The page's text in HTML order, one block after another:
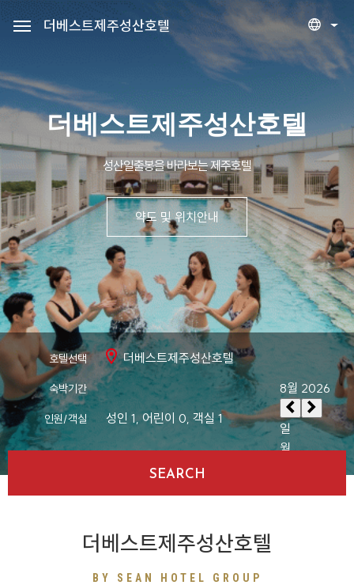
더베스트제주성산호텔
회원가입
더베스트제주성산호텔
객실
편의시설
프로모션
더베스트제주성산호텔
성산일출봉을 바라보는 제주호텔
약도 및 위치안내
호텔선택 더베스트제주성산호텔
숙박기간
인원/객실 성인 1, 어린이 0, 객실 1
SEARCH
더베스트제주성산호텔
BY SEAN HOTEL GROUP